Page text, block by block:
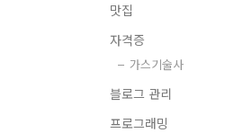
맛집
자격증
가스기술사
블로그 관리
프로그래밍